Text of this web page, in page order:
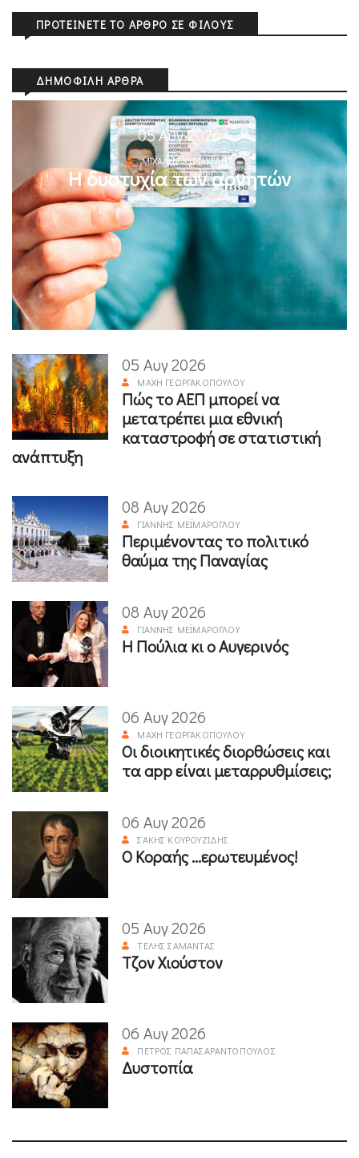
ΠΡΟΤΕΊΝΕΤΕ ΤΟ ΆΡΘΡΟ ΣΕ ΦΊΛΟΥΣ
ΔΗΜΟΦΙΛΉ ΆΡΘΡΑ
05 Αυγ 2026
ΜΙΧΆΛΗΣ ΚΥΡΙΑΚΊΔΗΣ
Η δυστυχία των αρνητών
05 Αυγ 2026
ΜΆΧΗ ΓΕΩΡΓΑΚΟΠΟΎΛΟΥ
Πώς το ΑΕΠ μπορεί να
μετατρέπει μια εθνική
καταστροφή σε στατιστική
ανάπτυξη
08 Αυγ 2026
ΓΙΆΝΝΗΣ ΜΕΪΜΆΡΟΓΛΟΥ
Περιμένοντας το πολιτικό
θαύμα της Παναγίας
08 Αυγ 2026
ΓΙΆΝΝΗΣ ΜΕΪΜΆΡΟΓΛΟΥ
Η Πούλια κι ο Αυγερινός
06 Αυγ 2026
ΜΆΧΗ ΓΕΩΡΓΑΚΟΠΟΎΛΟΥ
Οι διοικητικές διορθώσεις και
τα app είναι μεταρρυθμίσεις;
06 Αυγ 2026
ΣΆΚΗΣ ΚΟΥΡΟΥΖΊΔΗΣ
Ο Κοραής ...ερωτευμένος!
05 Αυγ 2026
ΤΈΛΗΣ ΣΑΜΑΝΤΆΣ
Τζον Χιούστον
06 Αυγ 2026
ΠΈΤΡΟΣ ΠΑΠΑΣΑΡΑΝΤΌΠΟΥΛΟΣ
Δυστοπία